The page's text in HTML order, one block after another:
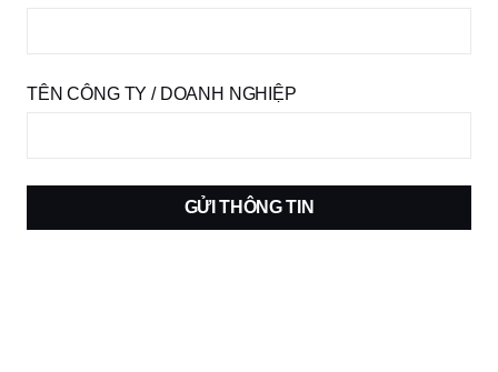
TÊN CÔNG TY / DOANH NGHIỆP
GỬI THÔNG TIN